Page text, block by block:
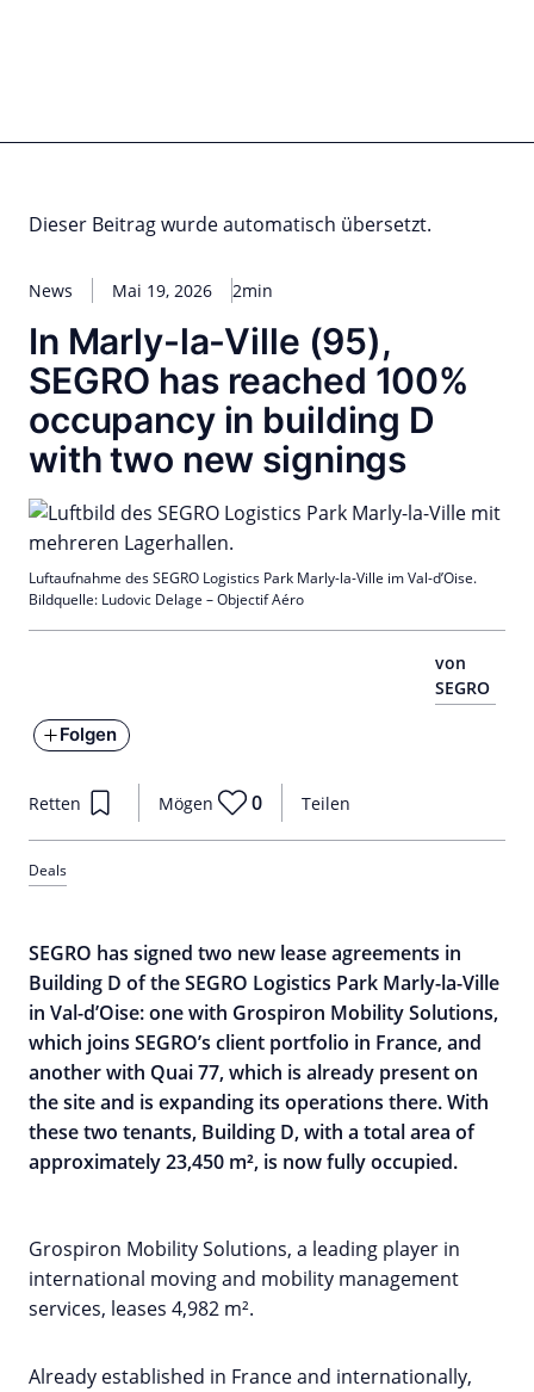
Dieser Beitrag wurde automatisch übersetzt.
News Mai 19, 2026 2min
In Marly-la-Ville (95),
SEGRO has reached 100%
occupancy in building D
with two new signings
von
SEGRO
Folgen
Teilen
Retten Mögen 0
Deals
Luftaufnahme des SEGRO Logistics Park Marly-la-Ville im Val-d’Oise.
Bildquelle: Ludovic Delage – Objectif Aéro
SEGRO has signed two new lease agreements in
Building D of the SEGRO Logistics Park Marly-la-Ville
in Val-d’Oise: one with Grospiron Mobility Solutions,
which joins SEGRO’s client portfolio in France, and
another with Quai 77, which is already present on
the site and is expanding its operations there. With
these two tenants, Building D, with a total area of
approximately 23,450 m², is now fully occupied.
Grospiron Mobility Solutions, a leading player in
international moving and mobility management
services, leases 4,982 m².
Already established in France and internationally,